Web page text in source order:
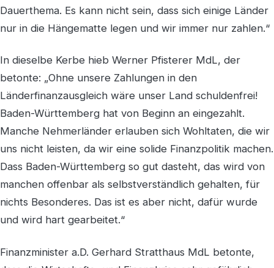
Dauerthema. Es kann nicht sein, dass sich einige Länder
nur in die Hängematte legen und wir immer nur zahlen.“
In dieselbe Kerbe hieb Werner Pfisterer MdL, der
betonte: „Ohne unsere Zahlungen in den
Länderfinanzausgleich wäre unser Land schuldenfrei!
Baden-Württemberg hat von Beginn an eingezahlt.
Manche Nehmerländer erlauben sich Wohltaten, die wir
uns nicht leisten, da wir eine solide Finanzpolitik machen.
Dass Baden-Württemberg so gut dasteht, das wird von
manchen offenbar als selbstverständlich gehalten, für
nichts Besonderes. Das ist es aber nicht, dafür wurde
und wird hart gearbeitet.“
Finanzminister a.D. Gerhard Stratthaus MdL betonte,